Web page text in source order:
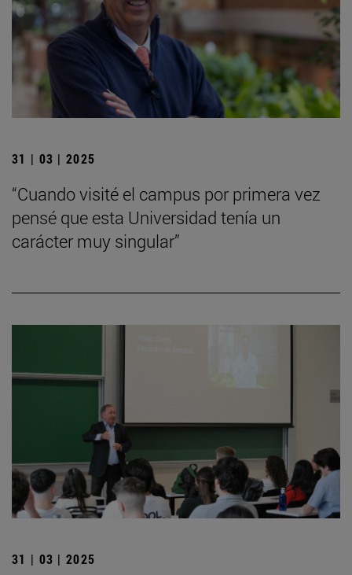
31 | 03 | 2025
“Cuando visité el campus por primera vez
pensé que esta Universidad tenía un
carácter muy singular”
31 | 03 | 2025